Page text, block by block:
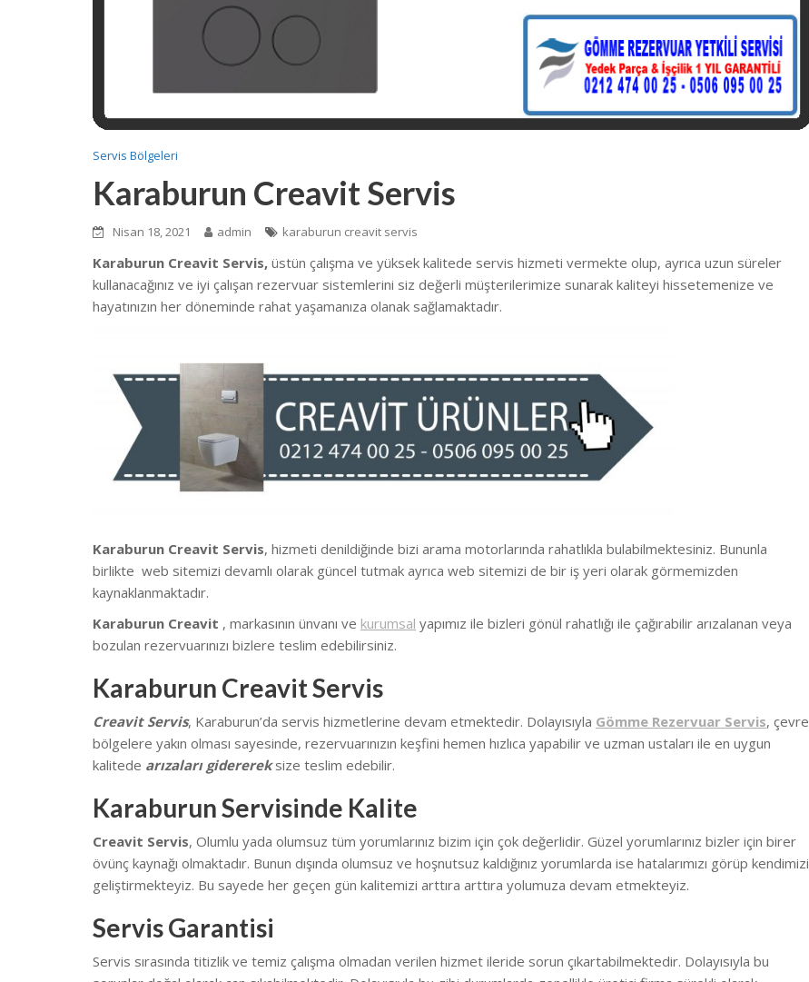
Servis Bölgeleri
Karaburun Creavit Servis
Nisan 18, 2021 admin karaburun creavit servis
Karaburun Creavit Servis, üstün çalışma ve yüksek kalitede servis hizmeti vermekte olup, ayrıca uzun süreler
kullanacağınız ve iyi çalışan rezervuar sistemlerini siz değerli müşterilerimize sunarak kaliteyi hissetemenize ve
hayatınızın her döneminde rahat yaşamanıza olanak sağlamaktadır.
Karaburun Creavit Servis, hizmeti denildiğinde bizi arama motorlarında rahatlıkla bulabilmektesiniz. Bununla
birlikte web sitemizi devamlı olarak güncel tutmak ayrıca web sitemizi de bir iş yeri olarak görmemizden
kaynaklanmaktadır.
Karaburun Creavit , markasının ünvanı ve kurumsal yapımız ile bizleri gönül rahatlığı ile çağırabilir arızalanan veya
bozulan rezervuarınızı bizlere teslim edebilirsiniz.
Karaburun Creavit Servis
Creavit Servis, Karaburun’da servis hizmetlerine devam etmektedir. Dolayısıyla Gömme Rezervuar Servis, çevre
bölgelere yakın olması sayesinde, rezervuarınızın keşfini hemen hızlıca yapabilir ve uzman ustaları ile en uygun
kalitede arızaları giderereksize teslim edebilir.
Karaburun Servisinde Kalite
Creavit Servis, Olumlu yada olumsuz tüm yorumlarınız bizim için çok değerlidir. Güzel yorumlarınız bizler için birer
övünç kaynağı olmaktadır. Bunun dışında olumsuz ve hoşnutsuz kaldığınız yorumlarda ise hatalarımızı görüp kendimizi
geliştirmekteyiz. Bu sayede her geçen gün kalitemizi arttıra arttıra yolumuza devam etmekteyiz.
Servis Garantisi
Servis sırasında titizlik ve temiz çalışma olmadan verilen hizmet ileride sorun çıkartabilmektedir. Dolayısıyla bu